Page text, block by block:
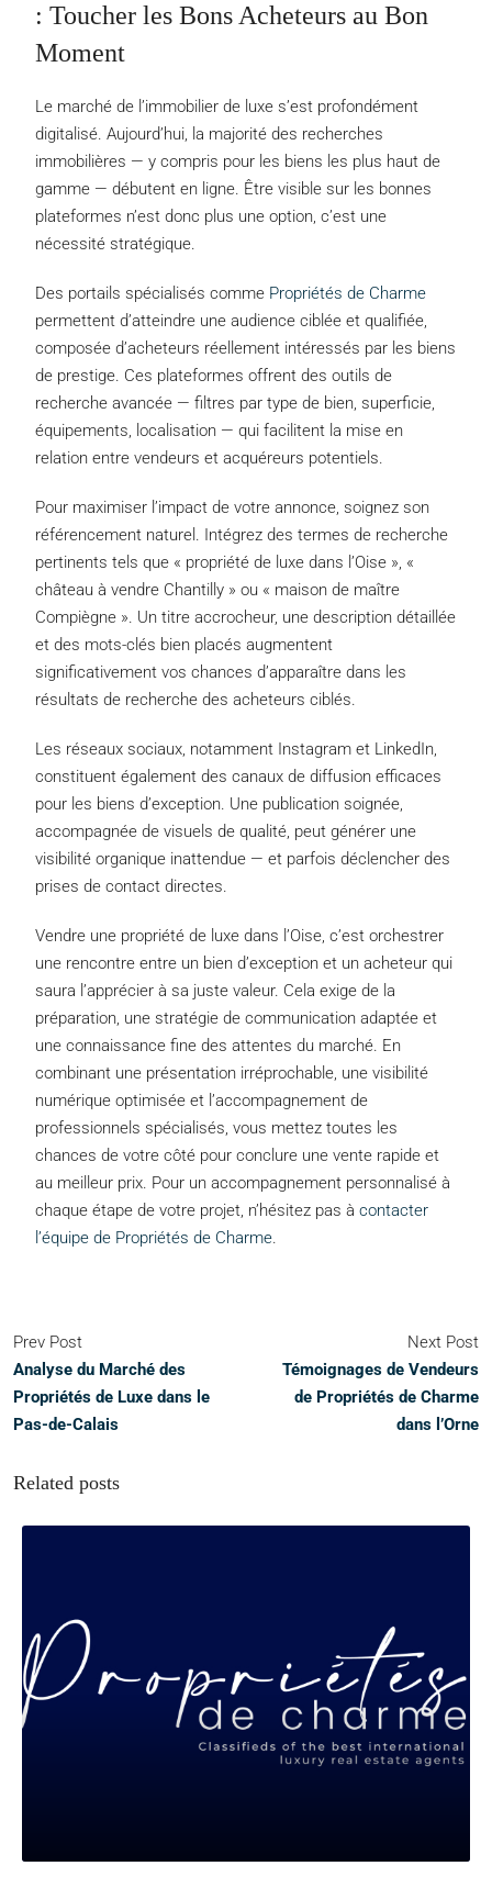
: Toucher les Bons Acheteurs au Bon
Moment
Le marché de l’immobilier de luxe s’est profondément
digitalisé. Aujourd’hui, la majorité des recherches
immobilières — y compris pour les biens les plus haut de
gamme — débutent en ligne. Être visible sur les bonnes
plateformes n’est donc plus une option, c’est une
nécessité stratégique.
Des portails spécialisés comme Propriétés de Charme
permettent d’atteindre une audience ciblée et qualifiée,
composée d’acheteurs réellement intéressés par les biens
de prestige. Ces plateformes offrent des outils de
recherche avancée — filtres par type de bien, superficie,
équipements, localisation — qui facilitent la mise en
relation entre vendeurs et acquéreurs potentiels.
Pour maximiser l’impact de votre annonce, soignez son
référencement naturel. Intégrez des termes de recherche
pertinents tels que « propriété de luxe dans l’Oise », «
château à vendre Chantilly » ou « maison de maître
Compiègne ». Un titre accrocheur, une description détaillée
et des mots-clés bien placés augmentent
significativement vos chances d’apparaître dans les
résultats de recherche des acheteurs ciblés.
Les réseaux sociaux, notamment Instagram et LinkedIn,
constituent également des canaux de diffusion efficaces
pour les biens d’exception. Une publication soignée,
accompagnée de visuels de qualité, peut générer une
visibilité organique inattendue — et parfois déclencher des
prises de contact directes.
Vendre une propriété de luxe dans l’Oise, c’est orchestrer
une rencontre entre un bien d’exception et un acheteur qui
saura l’apprécier à sa juste valeur. Cela exige de la
préparation, une stratégie de communication adaptée et
une connaissance fine des attentes du marché. En
combinant une présentation irréprochable, une visibilité
numérique optimisée et l’accompagnement de
professionnels spécialisés, vous mettez toutes les
chances de votre côté pour conclure une vente rapide et
au meilleur prix. Pour un accompagnement personnalisé à
chaque étape de votre projet, n’hésitez pas à contacter
l’équipe de Propriétés de Charme.
Prev Post
Analyse du Marché des
Propriétés de Luxe dans le
Pas-de-Calais
Next Post
Témoignages de Vendeurs
de Propriétés de Charme
dans l’Orne
Related posts